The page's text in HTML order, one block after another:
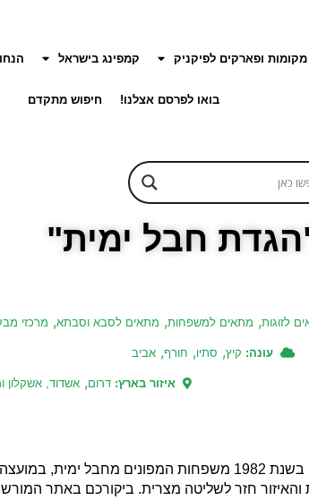
מקומות ופארקים לפיקניק קמפינג בישראל
בואו לפרסם אצלנו! חיפוש מתקדם
חבל ימית"
לזוגות, מתאים למשפחות, מתאים לסבא וסבתא, מרכזי
עונה: קיץ, סתיו, חורף, אביב
איזור בארץ:דרום, אשדוד, אשקלון
אתר המורשת ומרכז המבקרים "הגדת חבל ימית" נמצא במושב דקל אותו הקימו
חזר לשליטה מצרית. ביקורכם באתר